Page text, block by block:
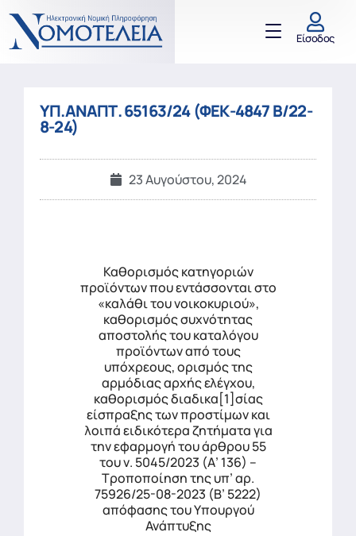
Είσοδος
ΥΠ.ΑΝΑΠΤ. 65163/24 (ΦΕΚ-4847 Β/22-
8-24)
23 Αυγούστου, 2024
Καθορισμός κατηγοριών
προϊόντων που εντάσσονται στο
«καλάθι του νοικοκυριού»,
καθορισμός συχνότητας
αποστολής του καταλόγου
προϊόντων από τους
υπόχρεους, ορισμός της
αρμόδιας αρχής ελέγχου,
καθορισμός διαδικα[1]σίας
είσπραξης των προστίμων και
λοιπά ειδικότερα ζητήματα για
την εφαρμογή του άρθρου 55
του ν. 5045/2023 (Α’ 136) –
Τροποποίηση της υπ’ αρ.
75926/25-08-2023 (Β’ 5222)
απόφασης του Υπουργού
Ανάπτυξης